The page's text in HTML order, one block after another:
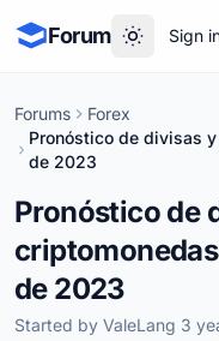
Forum Sign
Forums
Forex
Pronóstico de divisas
de 2023
Pronóstico de
de 2023
Started by ValeLang 3